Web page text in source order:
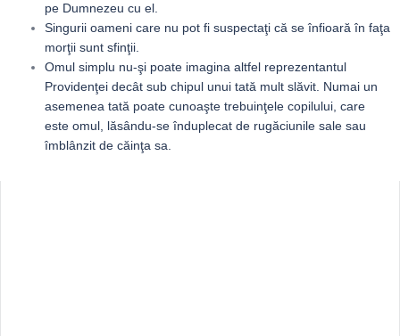
pe Dumnezeu cu el.
Singurii oameni care nu pot fi suspectaţi că se înfioară în faţa
morţii sunt sfinţii.
Omul simplu nu-şi poate imagina altfel reprezentantul
Providenţei decât sub chipul unui tată mult slăvit. Numai un
asemenea tată poate cunoaşte trebuinţele copilului, care
este omul, lăsându-se înduplecat de rugăciunile sale sau
îmblânzit de căinţa sa.